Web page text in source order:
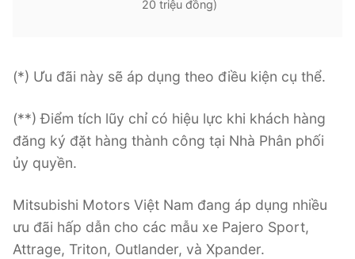
20 triệu đồng)
(*) Ưu đãi này sẽ áp dụng theo điều kiện cụ thể.
(**) Điểm tích lũy chỉ có hiệu lực khi khách hàng
đăng ký đặt hàng thành công tại Nhà Phân phối
ủy quyền.
Mitsubishi Motors Việt Nam đang áp dụng nhiều
ưu đãi hấp dẫn cho các mẫu xe Pajero Sport,
Attrage, Triton, Outlander, và Xpander.